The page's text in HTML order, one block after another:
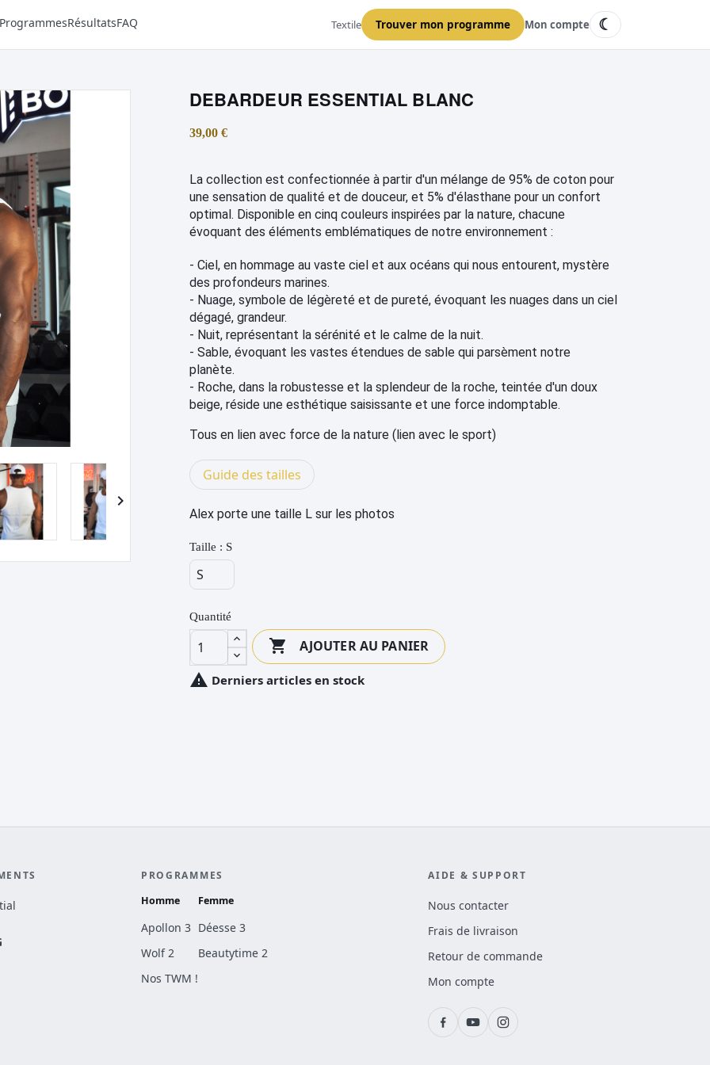
ProgrammesRésultatsFAQ Textile Trouver mon programme Mon compte ☾

DEBARDEUR ESSENTIAL BLANC
39,00 €
La collection est confectionnée à partir d'un mélange de 95% de coton pour
une sensation de qualité et de douceur, et 5% d'élasthane pour un confort
optimal. Disponible en cinq couleurs inspirées par la nature, chacune
évoquant des éléments emblématiques de notre environnement :
- Ciel, en hommage au vaste ciel et aux océans qui nous entourent, mystère
des profondeurs marines.
- Nuage, symbole de légèreté et de pureté, évoquant les nuages dans un ciel
dégagé, grandeur.
- Nuit, représentant la sérénité et le calme de la nuit.
- Sable, évoquant les vastes étendues de sable qui parsèment notre
planète.
- Roche, dans la robustesse et la splendeur de la roche, teintée d'un doux
beige, réside une esthétique saisissante et une force indomptable.
Tous en lien avec force de la nature (lien avec le sport)
Guide des tailles
Alex porte une taille L sur les photos
Taille : S
Quantité
 AJOUTER AU PANIER
 Derniers articles en stock
PROGRAMMES
Homme
Apollon 3
Wolf 2
Nos TWM !
Femme
Déesse 3
Beautytime 2
AIDE & SUPPORT
Nous contacter
Frais de livraison
Retour de commande
Mon compte